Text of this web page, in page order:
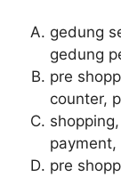
gedung
gedung
pre
counter,
payment,
pre